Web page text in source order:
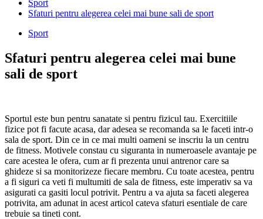
Sport
Sfaturi pentru alegerea celei mai bune sali de sport
Sport
Sfaturi pentru alegerea celei mai bune
sali de sport
Sportul este bun pentru sanatate si pentru fizicul tau. Exercitiile
fizice pot fi facute acasa, dar adesea se recomanda sa le faceti intr-o
sala de sport. Din ce in ce mai multi oameni se inscriu la un centru
de fitness. Motivele constau cu siguranta in numeroasele avantaje pe
care acestea le ofera, cum ar fi prezenta unui antrenor care sa
ghideze si sa monitorizeze fiecare membru. Cu toate acestea, pentru
a fi siguri ca veti fi multumiti de sala de fitness, este imperativ sa va
asigurati ca gasiti locul potrivit. Pentru a va ajuta sa faceti alegerea
potrivita, am adunat in acest articol cateva sfaturi esentiale de care
trebuie sa tineti cont.